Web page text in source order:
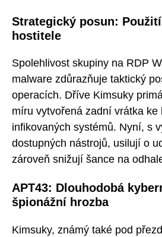
Strategický posun:
hostitele
Spolehlivost skupiny na RDP
malware zdůrazňuje taktický
operacích. Dříve Kimsuky
míru vytvořená zadní vrátka ke
infikovaných systémů. Nyní, s
dostupných nástrojů, usilují o
zároveň snižují šance na
APT43: Dlouhodobá
špionážní hrozba
Kimsuky, známý také pod